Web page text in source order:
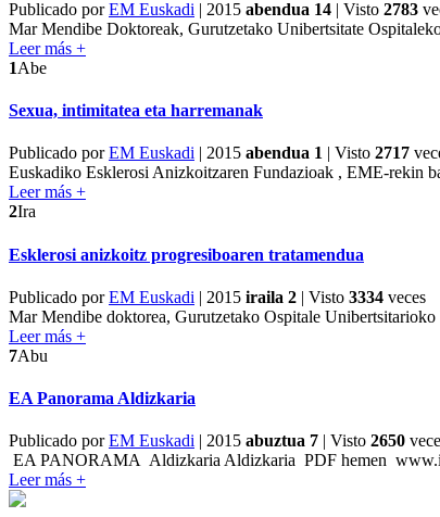
Publicado porEM Euskadi | 2015 abendua 14 | Visto 2783
Mar Mendibe Doktoreak, Gurutzetako Unibertsitate
Leer más +
1Abe
Sexua, intimitatea eta harremanak
Publicado porEM Euskadi | 2015 abendua 1 | Visto 2717
Euskadiko Esklerosi Anizkoitzaren Fundazioak , EME-rekin
Leer más +
2Ira
Esklerosi anizkoitz progresiboaren tratamendua
Publicado porEM Euskadi | 2015 iraila 2 | Visto 3334 veces
Mar Mendibe doktorea, Gurutzetako Ospitale
Leer más +
7Abu
EA Panorama Aldizkaria
Publicado porEM Euskadi 2015 abuztua 7 | Visto 2650
EA PANORAMA Aldizkaria Aldizkaria PDF hemen
Leer más +